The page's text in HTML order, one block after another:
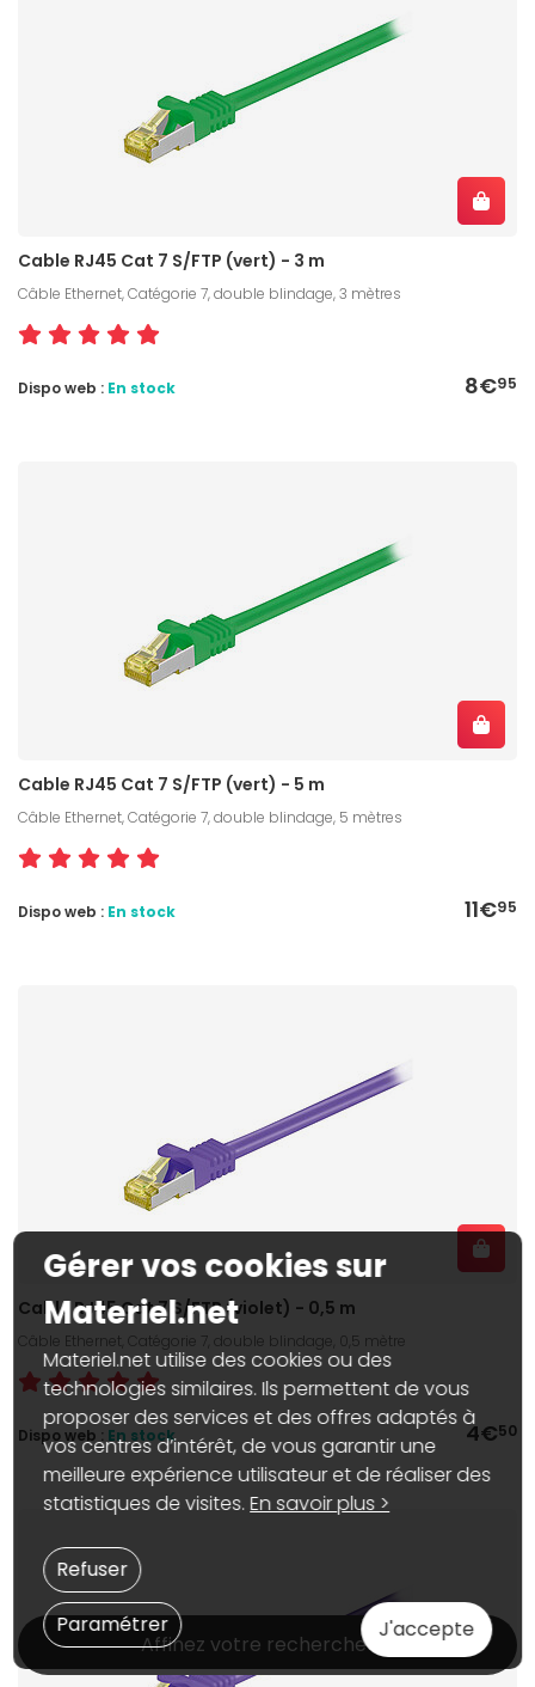
Cable RJ45 Cat 7 S/FTP (vert) - 3 m
Câble Ethernet, Catégorie 7, double blindage, 3 mètres
8€95
Dispo web : En stock
Cable RJ45 Cat 7 S/FTP (vert) - 5 m
Câble Ethernet, Catégorie 7, double blindage, 5 mètres
11€95
Dispo web : En stock
Cable RJ45 Cat 7 S/FTP (violet) - 0,5 m
Câble Ethernet, Catégorie 7, double blindage, 0,5 mètre
4€50
Dispo web : En stock
Affinez votre recherche
Gérer vos cookies sur
Materiel.net
Materiel.net utilise des cookies ou des
technologies similaires. Ils permettent de vous
proposer des services et des offres adaptés à
vos centres d’intérêt, de vous garantir une
meilleure expérience utilisateur et de réaliser des
statistiques de visites.En savoir plus >
J'accepte
Paramétrer
Refuser